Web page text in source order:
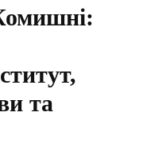
та